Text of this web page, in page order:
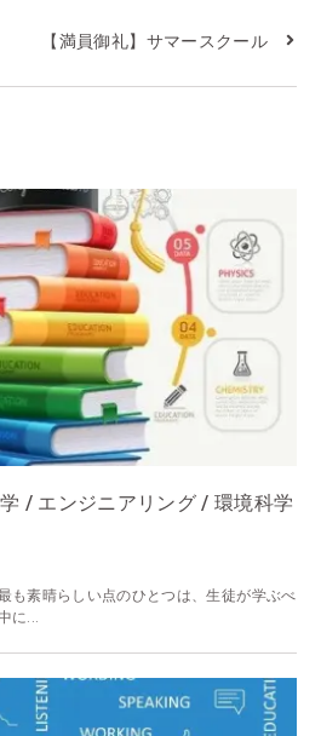
【満員御礼】サマースクール
/ エンジニアリング / 環境科学
も素晴らしい点のひとつは、生徒が学ぶべ
に...